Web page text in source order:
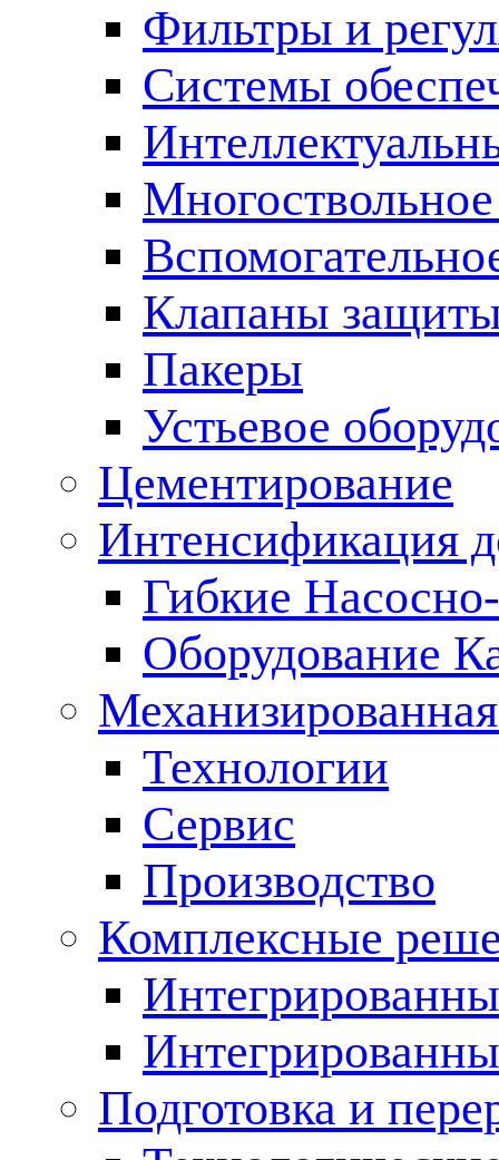
Фильтры и
Cистемы
Клапаны
Пакеры
Устьевое
Цементирование
Интенсификация
Гибкие
Оборудование
Технологии
Сервис
Производство
Комплексные
Подготовка и